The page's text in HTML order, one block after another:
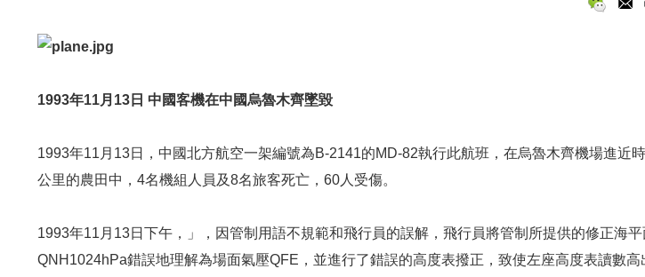
1993年11月13日 中國客機在中國烏魯木齊墜毀
1993年11月13日，中國北方航空一架編號為B-2141的MD-82執行此航班，在烏魯木齊機場進近
公里的農田中，4名機組人員及8名旅客死亡，60人受傷。
1993年11月13日下午，」，因管制用語不規範和飛行員的誤解，飛行員將管制所提供的修正海平
QNH1024hPa錯誤地理解為場面氣壓QFE，並進行了錯誤的高度表撥正，致使左座高度表讀數